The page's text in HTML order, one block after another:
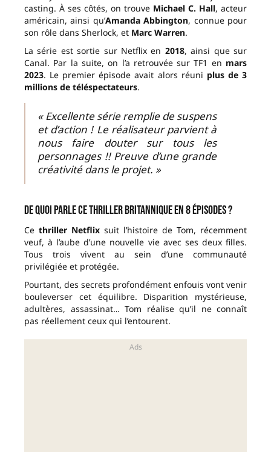
casting. À ses côtés, on trouve Michael C. Hall, acteur
américain, ainsi qu’Amanda Abbington, connue pour
son rôle dans Sherlock, et Marc Warren.
La série est sortie sur Netflix en 2018, ainsi que sur
Canal. Par la suite, on l’a retrouvée sur TF1 en mars
2023. Le premier épisode avait alors réuni plus de 3
millions de téléspectateurs.
« Excellente série remplie de suspens
et d’action ! Le réalisateur parvient à
nous faire douter sur tous les
personnages !! Preuve d’une grande
créativité dans le projet. »
De quoi parle ce thriller britannique en 8 épisodes ?
Ce thriller Netflix suit l’histoire de Tom, récemment
veuf, à l’aube d’une nouvelle vie avec ses deux filles.
Tous trois vivent au sein d’une communauté
privilégiée et protégée.
Pourtant, des secrets profondément enfouis vont venir
bouleverser cet équilibre. Disparition mystérieuse,
adultères, assassinat… Tom réalise qu’il ne connaît
pas réellement ceux qui l’entourent.